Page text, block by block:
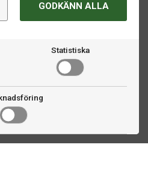
GODKÄNN ALLA
Statistiska